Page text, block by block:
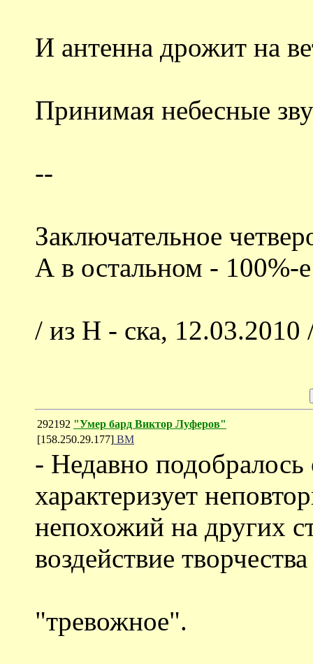
И антенна дрожит на
Принимая небесные
--
Заключательное
А в остальном - 100%-
/ из Н - ска, 12.03.2010
292192 "Умер бард Виктор Луферов"
[158.250.29.177] ВМ
- Недавно подобралось
характеризует
непохожий на других
воздействие
"тревожное".